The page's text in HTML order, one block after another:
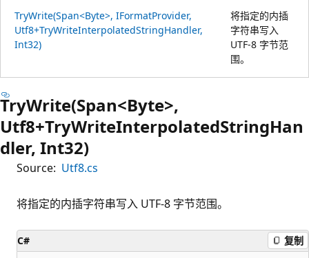
TryWrite(Span<Byte>, IFormatProvider,
Utf8+TryWriteInterpolatedStringHandler,
Int32)
将指定的内插
字符串写入
UTF-8 字节范
围。
TryWrite(Span<Byte>,
Utf8+TryWriteInterpolatedStringHan
dler, Int32)
Source: Utf8.cs
将指定的内插字符串写入 UTF-8 字节范围。
C# 复制